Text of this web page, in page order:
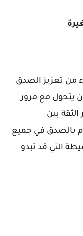
من تعزيز الصدق
يتحول مع مرور
بين
بالصدق في جميع
التي قد تبدو